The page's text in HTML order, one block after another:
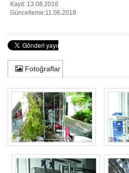
Kayıt: 13.08.2016
Güncelleme:11.06.2018
Fotoğraflar